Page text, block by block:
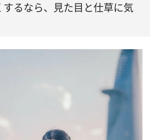
るなら、見た目と仕草に気